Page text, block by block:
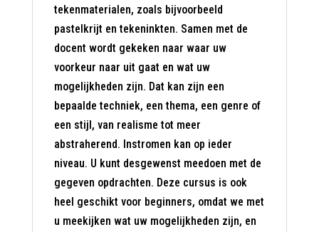
tekenmaterialen, zoals bijvoorbeeld
pastelkrijt en tekeninkten. Samen met de
docent wordt gekeken naar waar uw
voorkeur naar uit gaat en wat uw
mogelijkheden zijn. Dat kan zijn een
bepaalde techniek, een thema, een genre of
een stijl, van realisme tot meer
abstraherend. Instromen kan op ieder
niveau. U kunt desgewenst meedoen met de
gegeven opdrachten. Deze cursus is ook
heel geschikt voor beginners, omdat we met
u meekijken wat uw mogelijkheden zijn, en